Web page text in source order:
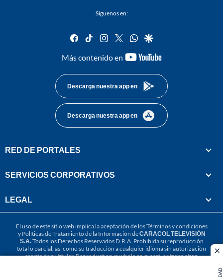
Síguenos en:
facebook
tiktok instagram
twitterwhatsapp
google
Más contenido en
youtube-
Descarga nuestra app en
Descarga nuestra app en
RED DE PORTALES
SERVICIOS CORPORATIVOS
LEGAL
El uso de este sitio web implica la aceptación de losTérminos y condiciones
y Políticas de Tratamiento de la Información deCARACOL TELEVISIÓN
S.A.Todos los Derechos Reservados D.R.A. Prohibida su reproducción
total o parcial, así como su traducción a cualquier idioma sin autorización
escrita de su titular. Reproduction in whole or in part, or translation